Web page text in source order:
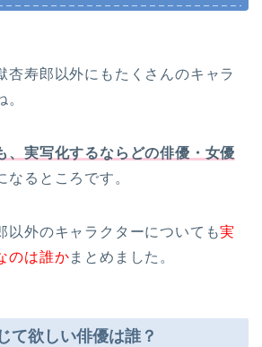
杏寿郎以外にもたくさんのキャラ
、実写化するならどの俳優・女優
なるところです。
以外のキャラクターについても実
のは誰かまとめました。
て欲しい俳優は誰？